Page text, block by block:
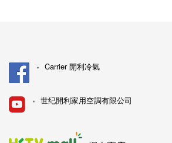
Carrier 開利冷氣
世纪開利家用空調有限公司